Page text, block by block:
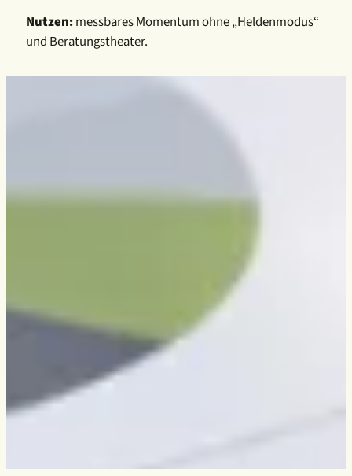
Nutzen:messbares Momentum ohne „Heldenmodus“
und Beratungstheater.